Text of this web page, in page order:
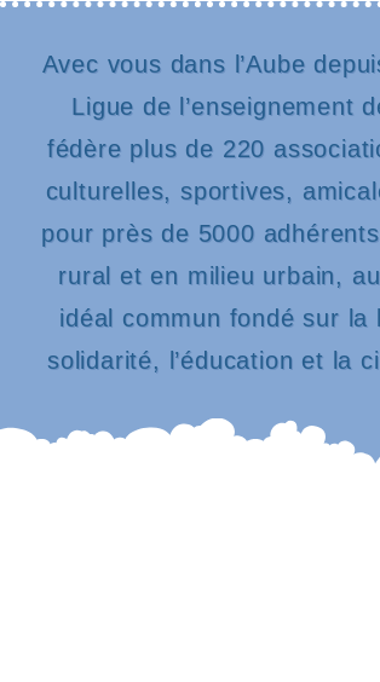
Avec vous dans l’Aube
Ligue de l’enseignement
fédère plus de 220
culturelles, sportives,
pour près de 5000
rural et en milieu urbain,
idéal commun fondé sur la
solidarité, l’éducation et la